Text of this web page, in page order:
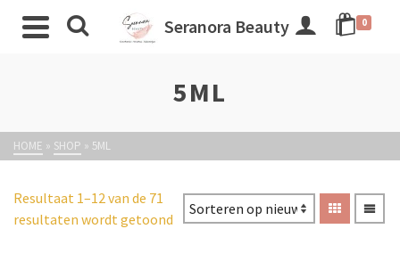
Seranora Beauty 0
5ML
HOME » SHOP » 5ML
Resultaat 1–12 van de 71
resultaten wordt getoond